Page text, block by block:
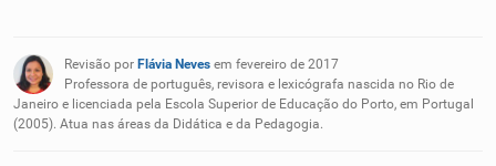
Dicionário
Nenhum dos sinônimos apresentados me ajudou
Outro
Revisão por Flávia Neves em fevereiro de 2017
Professora de português, revisora e lexicógrafa nascida no Rio de
Janeiro e licenciada pela Escola Superior de Educação do Porto, em Portugal
(2005). Atua nas áreas da Didática e da Pedagogia.